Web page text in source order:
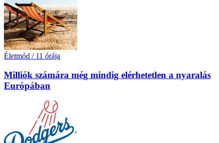
Életmód / 11 órája
Milliók számára még mindig elérhetetlen a nyaralás
Európában